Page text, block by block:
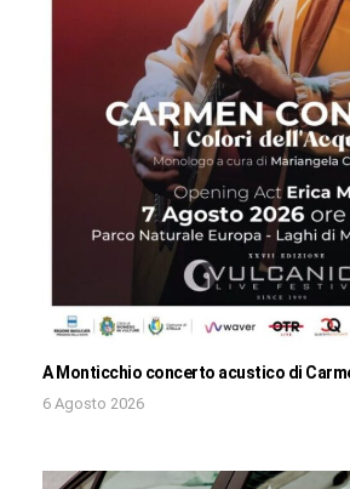
A Monticchio concerto acustico di
6 Agosto 2026